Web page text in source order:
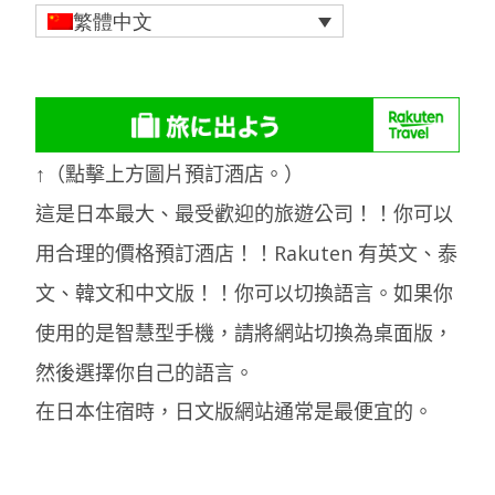
繁體中文
↑（點擊上方圖片預訂酒店。）
這是日本最大、最受歡迎的旅遊公司！！你可以
用合理的價格預訂酒店！！Rakuten 有英文、泰
文、韓文和中文版！！你可以切換語言。如果你
使用的是智慧型手機，請將網站切換為桌面版，
然後選擇你自己的語言。
在日本住宿時，日文版網站通常是最便宜的。